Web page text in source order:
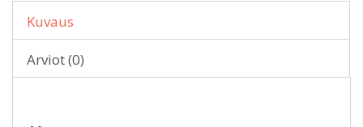
Kuvaus
Arviot (0)